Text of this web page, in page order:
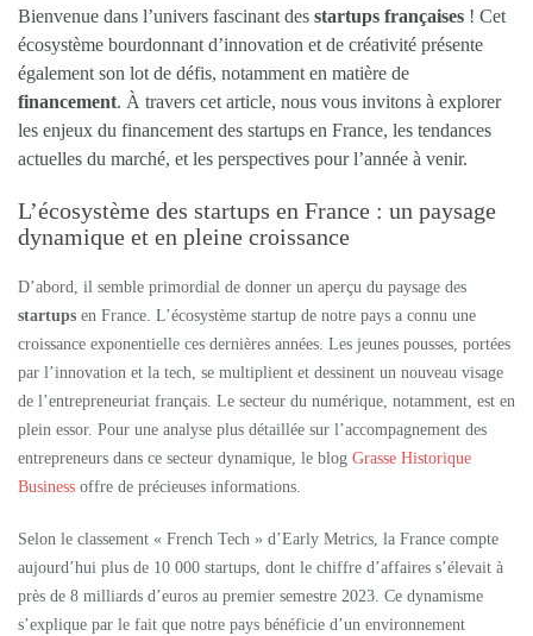
Bienvenue dans l’univers fascinant des startups françaises ! Cet
écosystème bourdonnant d’innovation et de créativité présente
également son lot de défis, notamment en matière de
financement. À travers cet article, nous vous invitons à explorer
les enjeux du financement des startups en France, les tendances
actuelles du marché, et les perspectives pour l’année à venir.
L’écosystème des startups en France : un paysage
dynamique et en pleine croissance
D’abord, il semble primordial de donner un aperçu du paysage des
startups en France. L’écosystème startup de notre pays a connu une
croissance exponentielle ces dernières années. Les jeunes pousses, portées
par l’innovation et la tech, se multiplient et dessinent un nouveau visage
de l’entrepreneuriat français. Le secteur du numérique, notamment, est en
plein essor. Pour une analyse plus détaillée sur l’accompagnement des
entrepreneurs dans ce secteur dynamique, le blog Grasse Historique
Business offre de précieuses informations.
Selon le classement « French Tech » d’Early Metrics, la France compte
aujourd’hui plus de 10 000 startups, dont le chiffre d’affaires s’élevait à
près de 8 milliards d’euros au premier semestre 2023. Ce dynamisme
s’explique par le fait que notre pays bénéficie d’un environnement